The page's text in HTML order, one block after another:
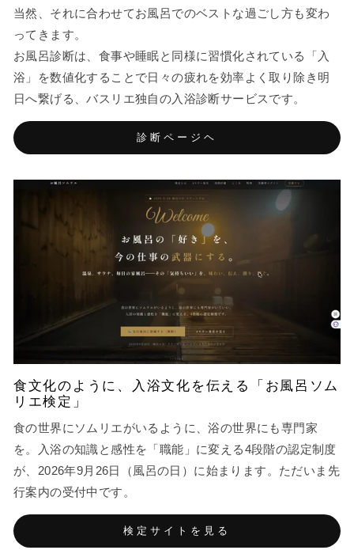
当然、それに合わせてお風呂でのベストな過ごし方も変わ
ってきます。
お風呂診断は、食事や睡眠と同様に習慣化されている「入
浴」を数値化することで日々の疲れを効率よく取り除き明
日へ繋げる、バスリエ独自の入浴診断サービスです。
診断ページヘ
食文化のように、入浴文化を伝える「お風呂ソム
リエ検定」
食の世界にソムリエがいるように、浴の世界にも専門家
を。入浴の知識と感性を「職能」に変える4段階の認定制度
が、2026年9月26日（風呂の日）に始まります。ただいま先
行案内の受付中です。
検定サイトを見る